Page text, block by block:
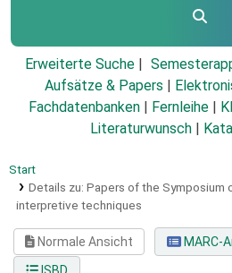
Erweiterte Suche
Aufsätze & Papers
Fachdatenbanken
Fernleihe
Literaturwunsch
Start
Details zu: Papers of the Symposium
interpretive techniques
Normale Ansicht
MARC-